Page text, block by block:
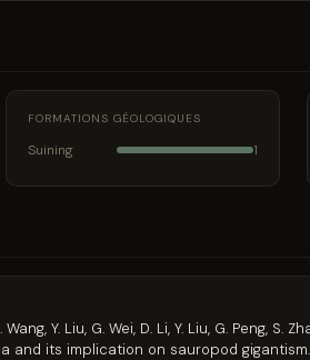
FORMATIONS GÉOLOGIQUES
Suining 1
Wang, Y. Liu, G. Wei, D. Li, Y. Liu, G.
and its implication on sauropod